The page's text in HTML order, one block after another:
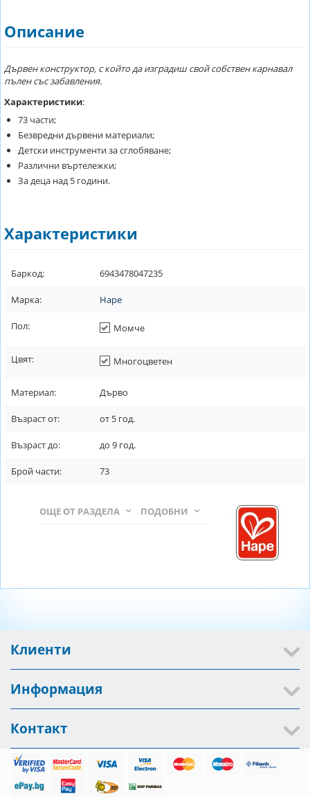
Описание
Дървен конструктор, с който да изградиш свой собствен карнавал
пълен със забавления.
Характеристики:
73 части;
Безвредни дървени материали;
Детски инструменти за сглобяване;
Различни въртележки;
За деца над 5 години.
Характеристики
Баркод: 6943478047235
Марка: Hape
Пол: Момче
Цвят: Многоцветен
Материал: Дърво
Възраст от: от 5 год.
Възраст до: до 9 год.
Брой части: 73
ПОДОБНИ
ОЩЕ ОТ РАЗДЕЛА
Клиенти
Информация
Контакт